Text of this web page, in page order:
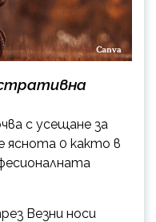
с усещане за
яснота 0 както в
Везни носи